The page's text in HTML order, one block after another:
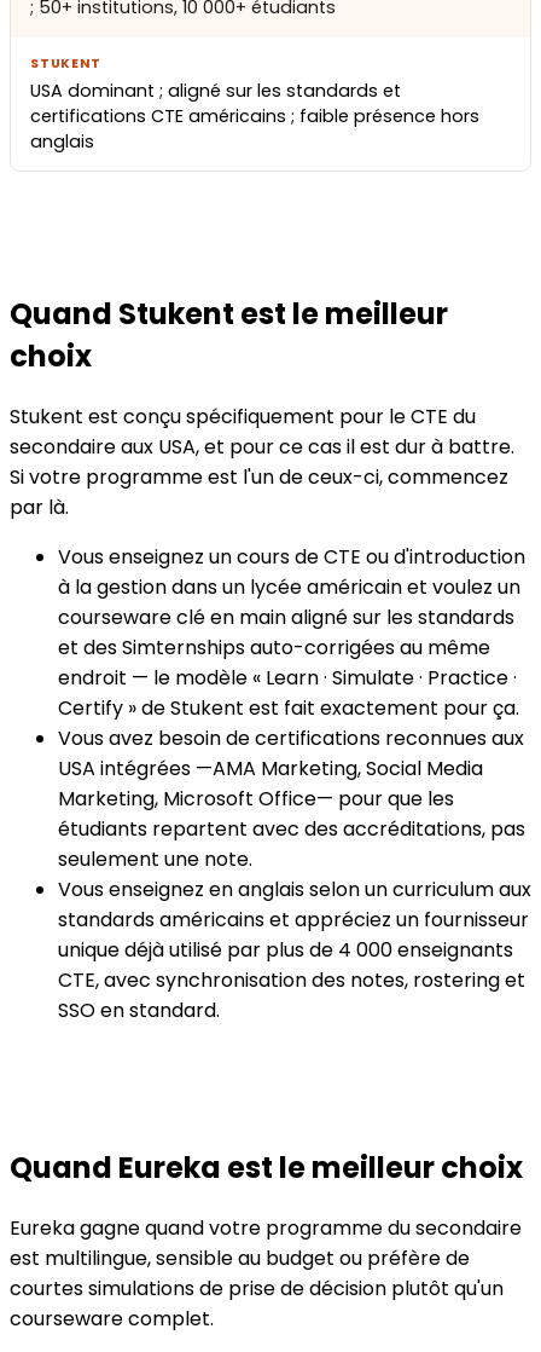
; 50+ institutions, 10 000+ étudiants
USA dominant ; aligné sur les standards et
certifications CTE américains ; faible présence hors
anglais
Quand Stukent est le meilleur
choix
Stukent est conçu spécifiquement pour le CTE du
secondaire aux USA, et pour ce cas il est dur à battre.
Si votre programme est l'un de ceux-ci, commencez
par là.
Vous enseignez un cours de CTE ou d'introduction
à la gestion dans un lycée américain et voulez un
courseware clé en main aligné sur les standards
et des Simternships auto-corrigées au même
endroit — le modèle « Learn · Simulate · Practice ·
Certify » de Stukent est fait exactement pour ça.
Vous avez besoin de certifications reconnues aux
USA intégrées —AMA Marketing, Social Media
Marketing, Microsoft Office— pour que les
étudiants repartent avec des accréditations, pas
seulement une note.
Vous enseignez en anglais selon un curriculum aux
standards américains et appréciez un fournisseur
unique déjà utilisé par plus de 4 000 enseignants
CTE, avec synchronisation des notes, rostering et
SSO en standard.
Quand Eureka est le meilleur choix
Eureka gagne quand votre programme du secondaire
est multilingue, sensible au budget ou préfère de
courtes simulations de prise de décision plutôt qu'un
courseware complet.